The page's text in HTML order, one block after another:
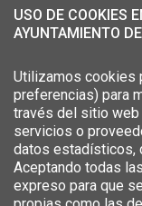
USO DE COOKIES
AYUNTAMIENTO
Utilizamos cookies
preferencias) para
través del sitio
servicios o
datos estadísticos,
Aceptando todas
expreso para que